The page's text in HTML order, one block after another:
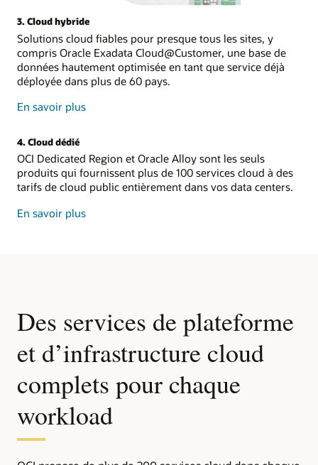
3. Cloud hybride
Solutions cloud fiables pour presque tous les sites, y
compris Oracle Exadata Cloud@Customer, une base de
données hautement optimisée en tant que service déjà
déployée dans plus de 60 pays.
En savoir plussur
4. Cloud dédié
OCI Dedicated Region et Oracle Alloy sont les seuls
produits qui fournissent plus de 100 services cloud à des
tarifs de cloud public entièrement dans vos data centers.
En savoir plussur
Des services de plateforme
et d’infrastructure cloud
complets pour chaque
workload